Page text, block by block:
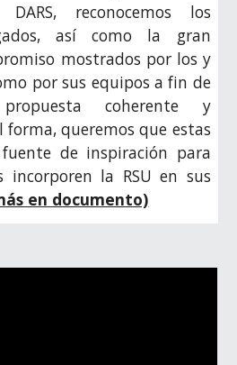
reconocemos los
así como la gran
mostrados por los y
por sus equipos a fin de
coherente y
forma, queremos que estas
fuente de inspiración para
incorporen la RSU en sus
en documento)